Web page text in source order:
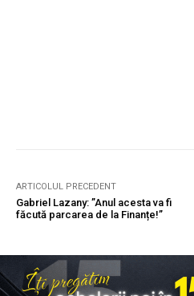
ARTICOLUL PRECEDENT
Gabriel Lazany: ”Anul acesta va fi
făcută parcarea de la Finanțe!”